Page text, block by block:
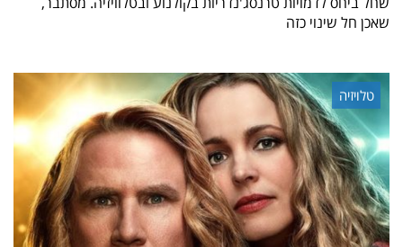
שאכן חל שינוי כזה
טלויזיה